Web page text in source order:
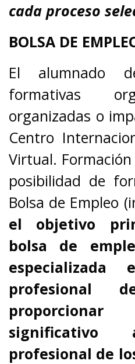
cada proceso
BOLSA DE
El alumnado
formativas
organizadas o
Centro
Virtual.
posibilidad de
Bolsa de Empleo
el objetivo
bolsa de
profesional
significativo
profesional de